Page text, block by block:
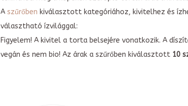
A szűrőben kiválasztott kategóriához, kivitelhez és
választható ízvilággal:
Figyelem! A kivitel a torta belsejére vonatkozik. A
vegán és nem bio! Az árak a szűrőben kiválasztott 10